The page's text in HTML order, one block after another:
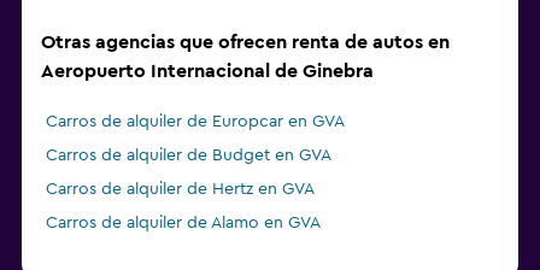
Otras agencias que ofrecen renta de autos en
Aeropuerto Internacional de Ginebra
Carros de alquiler de Europcar en GVA
Carros de alquiler de Budget en GVA
Carros de alquiler de Hertz en GVA
Carros de alquiler de Alamo en GVA